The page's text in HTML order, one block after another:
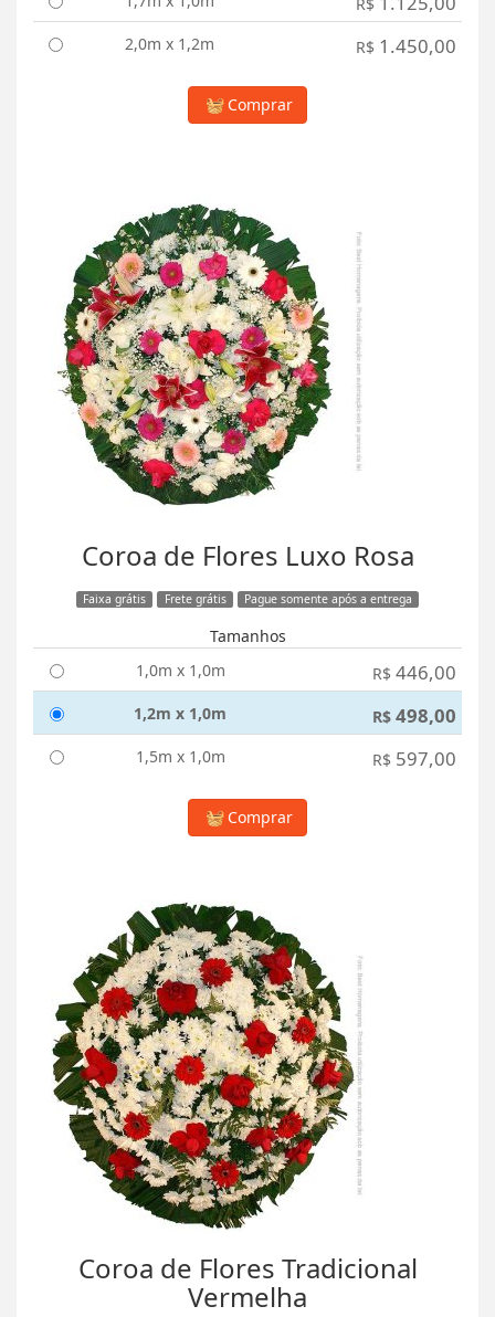
2,0m x 1,2m R$ 1.450,00
Comprar
Coroa de Flores Luxo Rosa
Faixa grátis Frete grátis Pague somente após a entrega
Tamanhos
1,0m x 1,0m
R$ 446,00
1,2m x 1,0m R$ 498,00
1,5m x 1,0m R$ 597,00
Comprar
Coroa de Flores Tradicional
Vermelha